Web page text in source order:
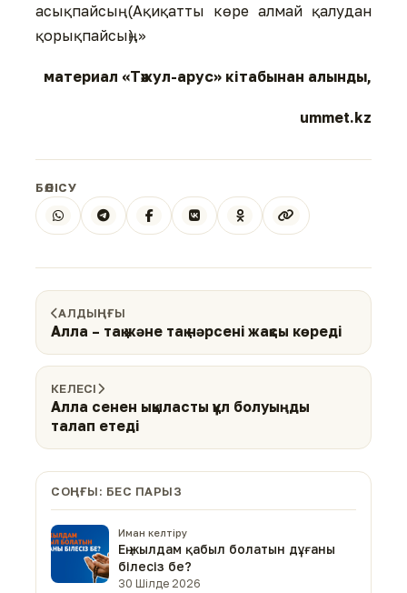
асықпайсың (Ақиқатты көре алмай қалудан
қорықпайсың).»
материал «Тәжул-арус» кітабынан алынды,
ummet.kz
БӨЛІСУ
АЛДЫҢҒЫ
Алла – тақ және тақ нәрсені жақсы көреді
КЕЛЕСІ
Алла сенен ықыласты құл болуыңды
талап етеді
СОҢҒЫ: БЕС ПАРЫЗ
Иман келтіру
Ең жылдам қабыл болатын дұғаны
білесіз бе?
30 Шілде 2026